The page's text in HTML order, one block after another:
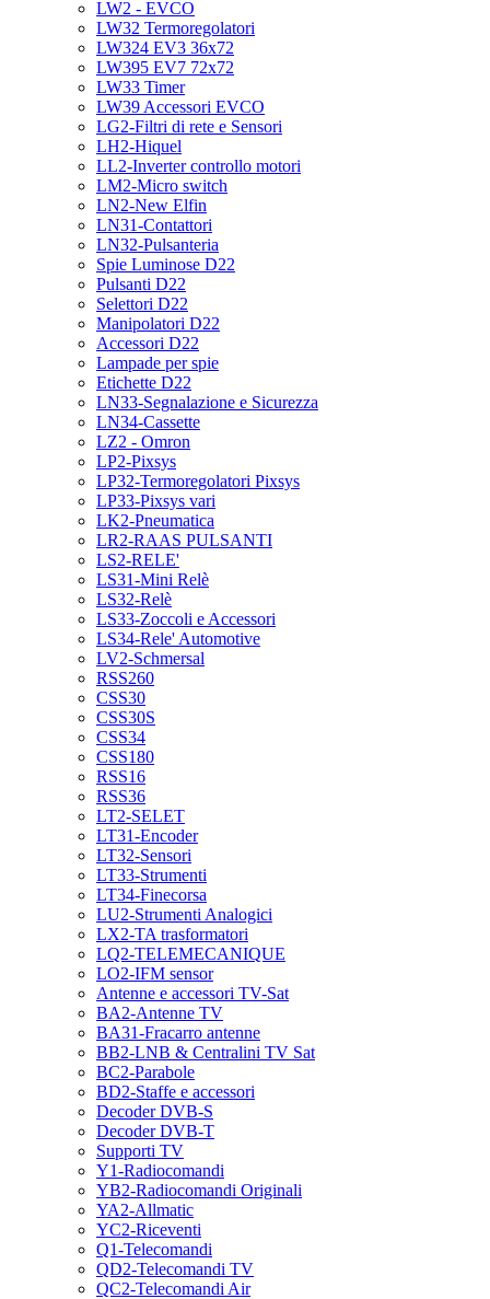
LW2 - EVCO
LW32 Termoregolatori
LW324 EV3 36x72
LW395 EV7 72x72
LW33 Timer
LW39 Accessori EVCO
LG2-Filtri di rete e Sensori
LH2-Hiquel
LL2-Inverter controllo motori
LM2-Micro switch
LN2-New Elfin
LN31-Contattori
LN32-Pulsanteria
Spie Luminose D22
Pulsanti D22
Selettori D22
Manipolatori D22
Accessori D22
Lampade per spie
Etichette D22
LN33-Segnalazione e Sicurezza
LN34-Cassette
LZ2 - Omron
LP2-Pixsys
LP32-Termoregolatori Pixsys
LP33-Pixsys vari
LK2-Pneumatica
LR2-RAAS PULSANTI
LS2-RELE'
LS31-Mini Relè
LS32-Relè
LS33-Zoccoli e Accessori
LS34-Rele' Automotive
LV2-Schmersal
RSS260
CSS30
CSS30S
CSS34
CSS180
RSS16
RSS36
LT2-SELET
LT31-Encoder
LT32-Sensori
LT33-Strumenti
LT34-Finecorsa
LU2-Strumenti Analogici
LX2-TA trasformatori
LQ2-TELEMECANIQUE
LO2-IFM sensor
Antenne e accessori TV-Sat
BA2-Antenne TV
BA31-Fracarro antenne
BB2-LNB & Centralini TV Sat
BC2-Parabole
BD2-Staffe e accessori
Decoder DVB-S
Decoder DVB-T
Supporti TV
Y1-Radiocomandi
YB2-Radiocomandi Originali
YA2-Allmatic
YC2-Riceventi
Q1-Telecomandi
QD2-Telecomandi TV
QC2-Telecomandi Air